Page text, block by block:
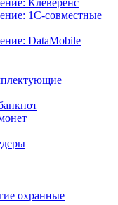
1С-совместные
DataMobile
охранные